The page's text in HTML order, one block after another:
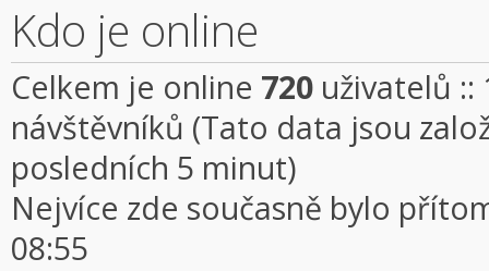
Kdo je online
Celkem je online 720 uživatelů ::
návštěvníků (Tato data jsou
posledních 5 minut)
Nejvíce zde současně bylo
08:55